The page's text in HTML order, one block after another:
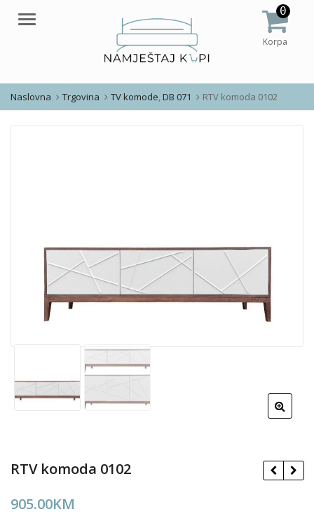
Meni
0
Korpa
Naslovna Trgovina TV komode,DB 071 RTV komoda 0102
RTV komoda 0102
905.00KM